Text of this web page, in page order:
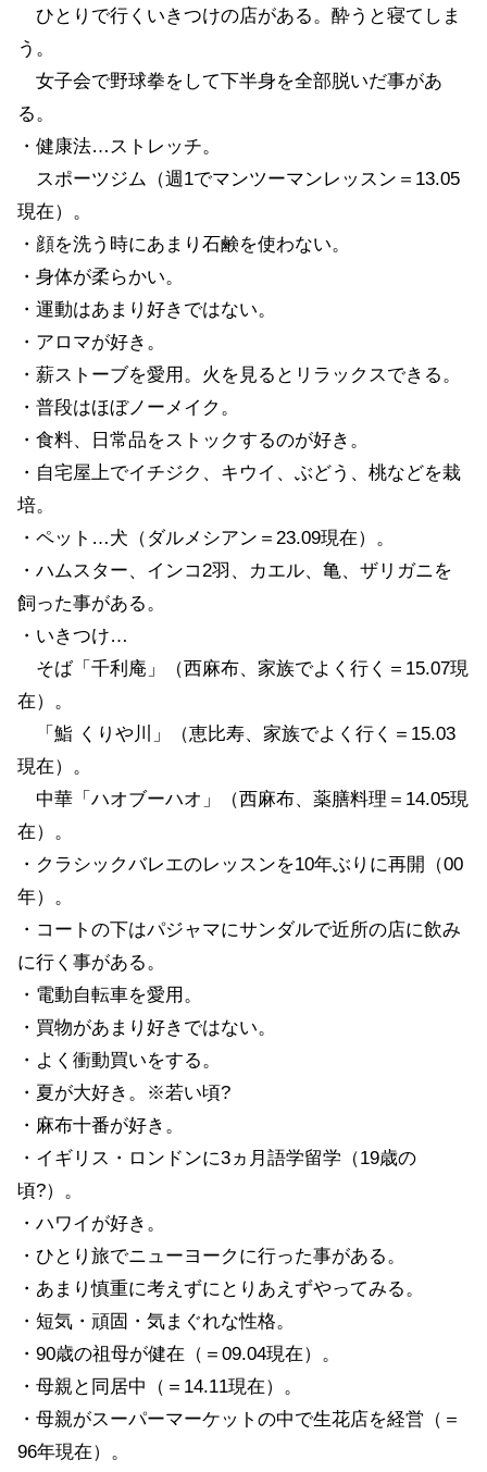
ひとりで行くいきつけの店がある。酔うと寝てしま
う。
女子会で野球拳をして下半身を全部脱いだ事があ
る。
・健康法…ストレッチ。
スポーツジム（週1でマンツーマンレッスン＝13.05
現在）。
・顔を洗う時にあまり石鹸を使わない。
・身体が柔らかい。
・運動はあまり好きではない。
・アロマが好き。
・薪ストーブを愛用。火を見るとリラックスできる。
・普段はほぼノーメイク。
・食料、日常品をストックするのが好き。
・自宅屋上でイチジク、キウイ、ぶどう、桃などを栽
培。
・ペット…犬（ダルメシアン＝23.09現在）。
・ハムスター、インコ2羽、カエル、亀、ザリガニを
飼った事がある。
・いきつけ…
そば「千利庵」（西麻布、家族でよく行く＝15.07現
在）。
「鮨 くりや川」（恵比寿、家族でよく行く＝15.03
現在）。
中華「ハオブーハオ」（西麻布、薬膳料理＝14.05現
在）。
・クラシックバレエのレッスンを10年ぶりに再開（00
年）。
・コートの下はパジャマにサンダルで近所の店に飲み
に行く事がある。
・電動自転車を愛用。
・買物があまり好きではない。
・よく衝動買いをする。
・夏が大好き。※若い頃?
・麻布十番が好き。
・イギリス・ロンドンに3ヵ月語学留学（19歳の
頃?）。
・ハワイが好き。
・ひとり旅でニューヨークに行った事がある。
・あまり慎重に考えずにとりあえずやってみる。
・短気・頑固・気まぐれな性格。
・90歳の祖母が健在（＝09.04現在）。
・母親と同居中（＝14.11現在）。
・母親がスーパーマーケットの中で生花店を経営（＝
96年現在）。